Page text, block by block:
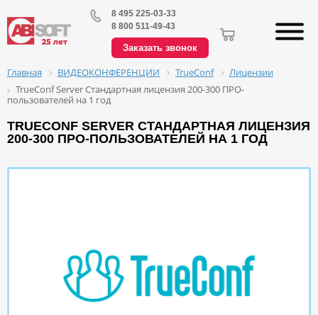
8 495 225-03-33
8 800 511-49-43
Заказать звонок
Главная ВИДЕОКОНФЕРЕНЦИИ TrueConf
Лицензии
TrueConf Server Стандартная лицензия 200-300 ПРО-
пользователей на 1 год
TRUECONF SERVER СТАНДАРТНАЯ ЛИЦЕНЗИЯ
200-300 ПРО-ПОЛЬЗОВАТЕЛЕЙ НА 1 ГОД